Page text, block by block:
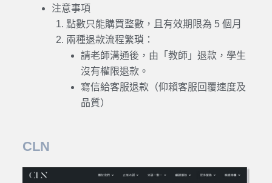
注意事項
點數只能購買整數，且有效期限為 5 個月
兩種退款流程繁瑣：
請老師溝通後，由「教師」退款，學生
沒有權限退款。
寫信給客服退款（仰賴客服回覆速度及
品質）
CLN